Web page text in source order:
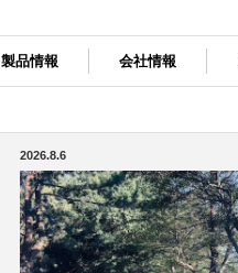
製品情報 会社情報
2026.8.6